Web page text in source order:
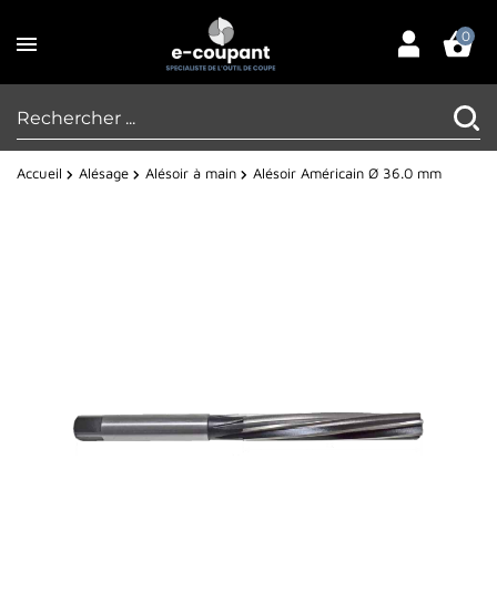
0
Accueil Alésage Alésoir à main Alésoir Américain Ø 36.0 mm